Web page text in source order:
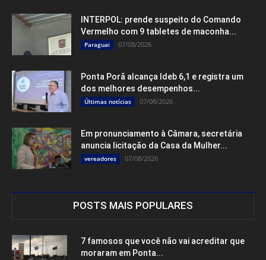
INTERPOL: prende suspeito do Comando
Vermelho com 9 tabletes de maconha...
Paraguai 07/08/2026
Ponta Porã alcança Ideb 6,1 e registra um
dos melhores desempenhos...
Últimas notícias 07/08/2026
Em pronunciamento à Câmara, secretária
anuncia licitação da Casa da Mulher...
vereadores 07/08/2026
POSTS MAIS POPULARES
7 famosos que você não vai acreditar que
moraram em Ponta...